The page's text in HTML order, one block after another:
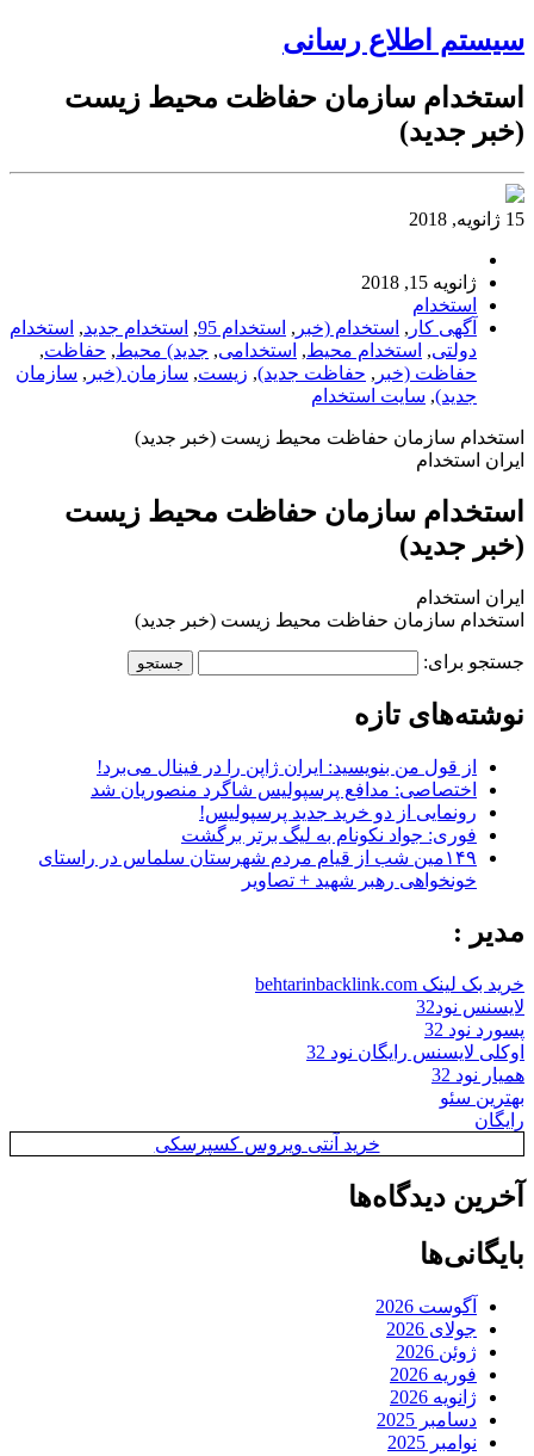
سیستم اطلاع رسانی
استخدام سازمان حفاظت محیط زیست
(خبر جدید)
15 ژانویه, 2018
ژانویه 15, 2018
استخدام
آگهی کار , استخدام (خبر , استخدام 95 , استخدام جدید, استخدام
دولتی, استخدام محیط, استخدامی, جدید) محیط, حفاظت,
حفاظت (خبر , حفاظت جدید), زیست, سازمان (خبر , سازمان
جدید), سایت استخدام
استخدام سازمان حفاظت محیط زیست (خبر جدید)
ایران استخدام
استخدام سازمان حفاظت محیط زیست
(خبر جدید)
ایران استخدام
استخدام سازمان حفاظت محیط زیست (خبر جدید)
جستجو برای:
نوشته‌های تازه
از قول من بنویسید: ایران ژاپن را در فینال می‌برد!
اختصاصی: مدافع پرسپولیس شاگرد منصوریان شد
رونمایی از دو خرید جدید پرسپولیس!
فوری: جواد نکونام به لیگ برتر برگشت
۱۴۹مین شب از قیام مردم شهرستان سلماس در راستای
خونخواهی رهبر شهید + تصاویر
مدیر :
خرید بک لینک behtarinbacklink.com
لایسنس نود32
پسورد نود 32
اوکلی لایسنس رایگان نود 32
همیار نود 32
بهترین سئو
رایگان
خرید آنتی ویروس کسپرسکی
آخرین دیدگاه‌ها
بایگانی‌ها
آگوست 2026
جولای 2026
ژوئن 2026
فوریه 2026
ژانویه 2026
دسامبر 2025
نوامبر 2025